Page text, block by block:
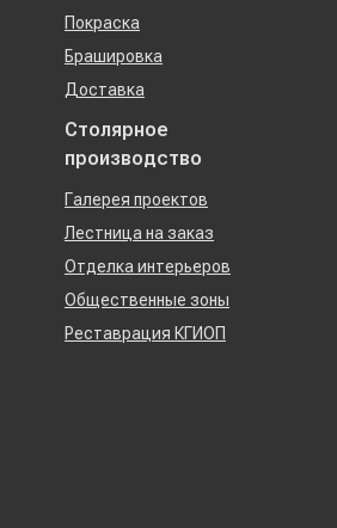
Покраска
Брашировка
Доставка
Столярное
производство
Галерея проектов
Лестница на заказ
Отделка интерьеров
Общественные зоны
Реставрация КГИОП